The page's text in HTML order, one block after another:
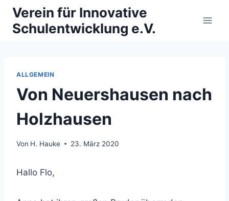
Zum
Inhalt
springen
Verein für Innovative
Schulentwicklung e.V.
ALLGEMEIN
Von Neuershausen nach
Holzhausen
Von H. Hauke 23. März 2020
Hallo Flo,